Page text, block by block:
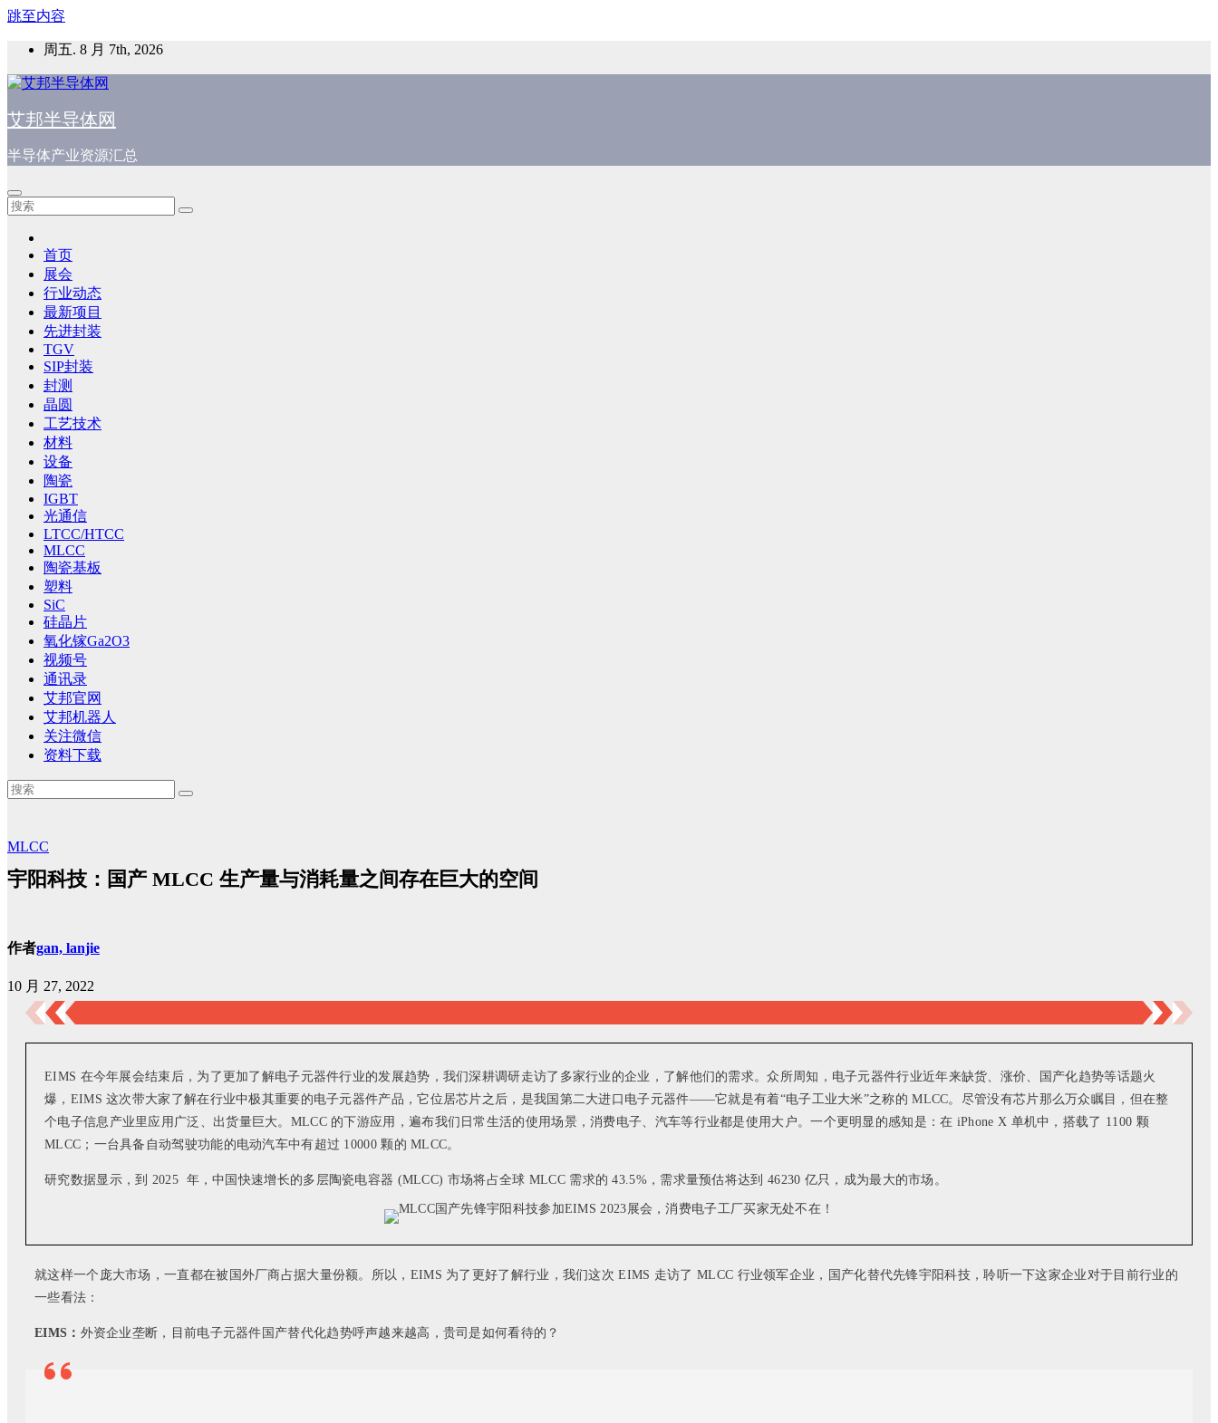
跳至内容
周五. 8 月 7th, 2026
艾邦半导体网
半导体产业资源汇总
首页
展会
行业动态
最新项目
先进封装
TGV
SIP封装
封测
晶圆
工艺技术
材料
设备
陶瓷
IGBT
光通信
LTCC/HTCC
MLCC
陶瓷基板
塑料
SiC
硅晶片
氧化镓Ga2O3
视频号
通讯录
艾邦官网
艾邦机器人
关注微信
资料下载
MLCC
宇阳科技：国产 MLCC 生产量与消耗量之间存在巨大的空间
作者gan, lanjie
10 月 27, 2022
EIMS 在今年展会结束后，为了更加了解电子元器件行业的发展趋势，我们深耕调研走访了多家行业的企业，了解他们的需求。众所周知，电子元器件行业近年来缺货、涨价、国产化趋势等话题火
爆，EIMS 这次带大家了解在行业中极其重要的电子元器件产品，它位居芯片之后，是我国第二大进口电子元器件——它就是有着“电子工业大米”之称的 MLCC。尽管没有芯片那么万众瞩目，但在整
个电子信息产业里应用广泛、出货量巨大。MLCC 的下游应用，遍布我们日常生活的使用场景，消费电子、汽车等行业都是使用大户。一个更明显的感知是：在 iPhone X 单机中，搭载了 1100 颗
MLCC；一台具备自动驾驶功能的电动汽车中有超过 10000 颗的 MLCC。
研究数据显示，到 2025 年，中国快速增长的多层陶瓷电容器 (MLCC) 市场将占全球 MLCC 需求的 43.5%，需求量预估将达到 46230 亿只，成为最大的市场。
就这样一个庞大市场，一直都在被国外厂商占据大量份额。所以，EIMS 为了更好了解行业，我们这次 EIMS 走访了 MLCC 行业领军企业，国产化替代先锋宇阳科技，聆听一下这家企业对于目前行业的
一些看法：
EIMS： 外资企业垄断，目前电子元器件国产替代化趋势呼声越来越高，贵司是如何看待的？